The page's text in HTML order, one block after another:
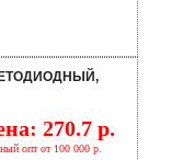
270.7 р.
опт от 100 000 р.